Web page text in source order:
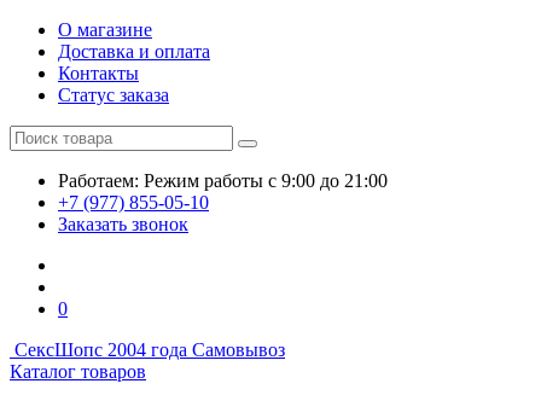
О магазине
Доставка и оплата
Контакты
Статус заказа
Работаем: Режим работы с 9:00 до 21:00
+7 (977) 855-05-10
Заказать звонок
0
СексШопс 2004 года Самовывоз
Каталог товаров